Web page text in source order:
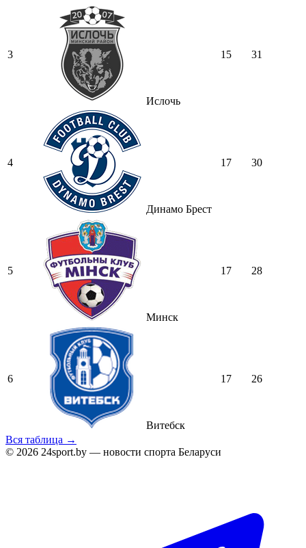
3
Ислочь
15 31
4
Динамо Брест
17 30
5
Минск
17 28
6
Витебск
17 26
Вся таблица →
© 2026 24sport.by — новости спорта Беларуси